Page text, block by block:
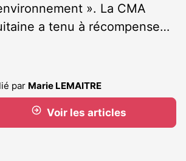
». La CMA
a tenu à récompense…
par Marie LEMAITRE
Voir les articles